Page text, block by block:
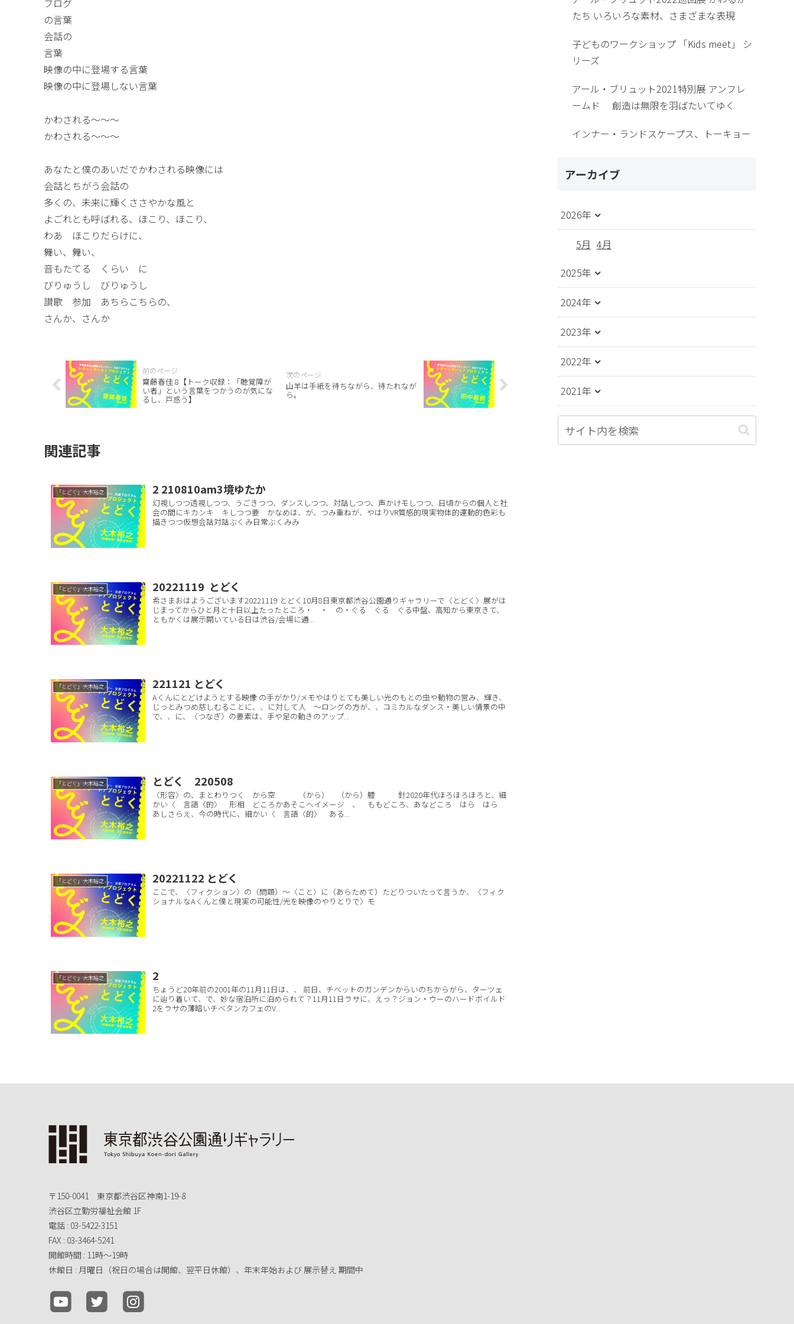
の言葉
会話の
言葉
映像の中に登場する言葉
映像の中に登場しない言葉
かわされる〜〜〜
かわされる〜〜〜
あなたと僕のあいだでかわされる映像には
会話とちがう会話の
多くの、未来に輝くささやかな風と
よごれとも呼ばれる、ほこり、ほこり、
わあ ほこりだらけに、
舞い、舞い、
音もたてる くらい に
びりゅうし びりゅうし
讃歌 参加 あちらこちらの、
さんか、さんか
齋藤春佳 8【トーク収録：「聴覚障が
い者」という言葉をつかうのが気にな
るし、戸惑う】
山羊は手紙を待ちながら、待たれなが
ら。
関連記事
「とどく」大木裕之 2 210810am3境ゆたか
幻視しつつ透視しつつ、うごきつつ、ダンスしつつ、対話しつつ、声かけモしつつ、日頃からの個人と社
会の間にキカンキ キしつつ要 かなめは、が、つみ重ねが、やはりVR質感的現実物体的運動的色彩も
描きつつ仮想会話対話ぶくみ日常ぶくみみ
「とどく」大木裕之 20221119 とどく
希さまおはようございます20221119 とどく10月8日東京都渋谷公園通りギャラリーで〈とどく〉展がは
じまってからひと月と十日以上たったところ・ ・ の・ぐる ぐる ぐる中盤、高知から東京きて、
ともかくは展示開いている日は渋谷/会場に通...
「とどく」大木裕之 221121 とどく
Aくんにとどけようとする映像 の手がかり/メモやはりとても美しい光のもとの虫や動物の営み、輝き、
じっとみつめ慈しむることに、、に対して人 〜ロングの方が、、コミカルなダンス・美しい情景の中
で、、に、〈つなぎ〉の要素は、手や足の動きのアップ...
「とどく」大木裕之 とどく 220508
〈形容〉の、まとわりつく から空 （から） （から）軆 針2020年代ほろほろほろと、細
かい〈 言語〈的〉 形相 どころかあそこへイメージ 、 ももどころ、あなどころ はら はら
あしさらえ、今の時代に、細かい〈 言語〈的〉 ある...
「とどく」大木裕之 20221122 とどく
ここで、〈フィクション〉の（問題）〜〈こと〉に（あらためて）たどりついたって言うか、〈フィク
ショナルなAくんと僕と現実の可能性/光を映像のやりとりで〉モ
「とどく」大木裕之 2
ちょうど20年前の2001年の11月11日は、、 前日、チベットのガンデンからいのちからがら、ターツェ
に辿り着いて、で、妙な宿泊所に泊められて？11月11日ラサに、えっ？ジョン・ウーのハードボイルド
2をラサの薄暗いチベタンカフェのV...
たち いろいろな素材、さまざまな表現
子どものワークショップ 「Kids meet」 シ
リーズ
アール・ブリュット2021特別展 アンフレ
ームド 創造は無限を羽ばたいてゆく
インナー・ランドスケープス、トーキョー
アーカイブ
2026年
5月 4月
2025年
2024年
2023年
2022年
2021年
〒150-0041 東京都渋谷区神南1-19-8
渋谷区立勤労福祉会館 1F
電話 : 03-5422-3151
FAX : 03-3464-5241
開館時間 : 11時～19時
休館日 : 月曜日（祝日の場合は開館、翌平日休館）、年末年始および 展示替え 期間中